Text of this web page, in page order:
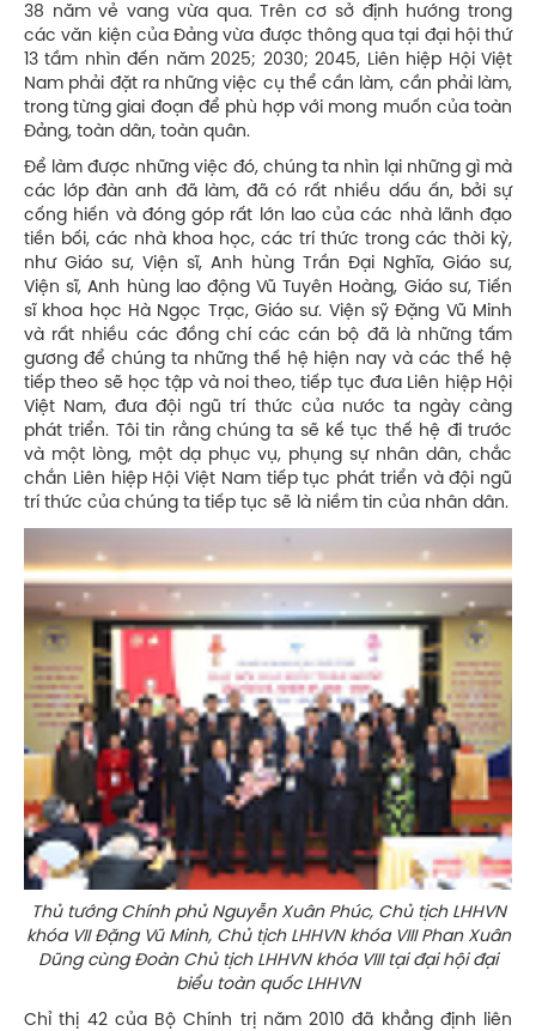
38 năm vẻ vang vừa qua. Trên cơ sở định hướng trong
các văn kiện của Đảng vừa được thông qua tại đại hội thứ
13 tầm nhìn đến năm 2025; 2030; 2045, Liên hiệp Hội Việt
Nam phải đặt ra những việc cụ thể cần làm, cần phải làm,
trong từng giai đoạn để phù hợp với mong muốn của toàn
Đảng, toàn dân, toàn quân.
Để làm được những việc đó, chúng ta nhìn lại những gì mà
các lớp đàn anh đã làm, đã có rất nhiều dấu ấn, bởi sự
cống hiến và đóng góp rất lớn lao của các nhà lãnh đạo
tiền bối, các nhà khoa học, các trí thức trong các thời kỳ,
như Giáo sư, Viện sĩ, Anh hùng Trần Đại Nghĩa, Giáo sư,
Viện sĩ, Anh hùng lao động Vũ Tuyên Hoàng, Giáo sư, Tiến
sĩ khoa học Hà Ngọc Trạc, Giáo sư. Viện sỹ Đặng Vũ Minh
và rất nhiều các đồng chí các cán bộ đã là những tấm
gương để chúng ta những thế hệ hiện nay và các thế hệ
tiếp theo sẽ học tập và noi theo, tiếp tục đưa Liên hiệp Hội
Việt Nam, đưa đội ngũ trí thức của nước ta ngày càng
phát triển. Tôi tin rằng chúng ta sẽ kế tục thế hệ đi trước
và một lòng, một dạ phục vụ, phụng sự nhân dân, chắc
chắn Liên hiệp Hội Việt Nam tiếp tục phát triển và đội ngũ
trí thức của chúng ta tiếp tục sẽ là niềm tin của nhân dân.
Thủ tướng Chính phủ Nguyễn Xuân Phúc, Chủ tịch LHHVN
khóa VII Đặng Vũ Minh, Chủ tịch LHHVN khóa VIII Phan Xuân
Dũng cùng Đoàn Chủ tịch LHHVN khóa VIII tại đại hội đại
biểu toàn quốc LHHVN
Chỉ thị 42 của Bộ Chính trị năm 2010 đã khẳng định liên